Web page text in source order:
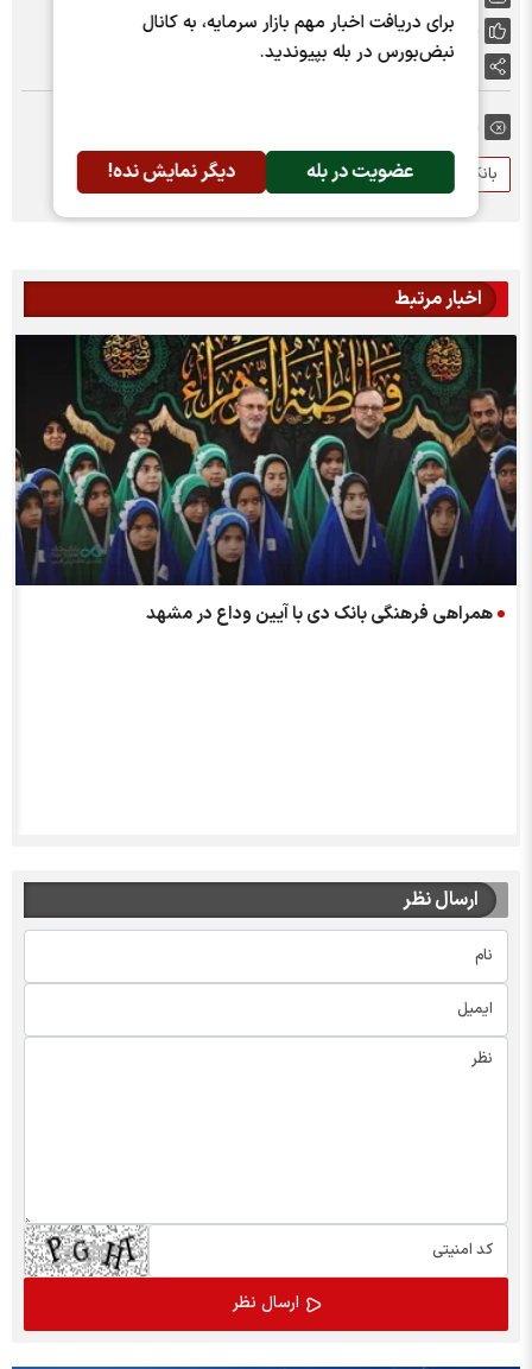
برای دریافت اخبار مهم بازار سرمایه، به کانال
نبض‌بورس در بله بپیوندید.
عضویت در بله دیگر نمایش نده!
پسندها:0
اشتراک گذاری
بانک دی درآمد عملیاتی
اخبار مرتبط
همراهی فرهنگی بانک دی با آیین وداع در مشهد
ارسال نظر